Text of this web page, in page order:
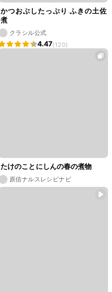
かつおぶしたっぷり ふきの土佐
煮
クラシル公式
4.47(120)
たけのことにしんの春の煮物
原信ナルスレシピナビ